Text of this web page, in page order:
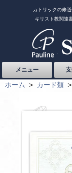
カトリックの修
キリスト教関連
メニュー
ホーム > カード類 >